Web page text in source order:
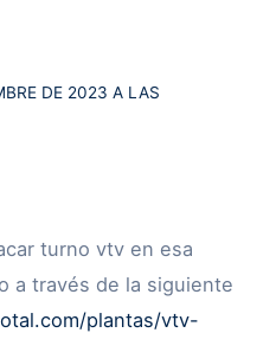
DE 2023 A LAS
turno vtv en esa
a través de la siguiente
plantas/vtv-